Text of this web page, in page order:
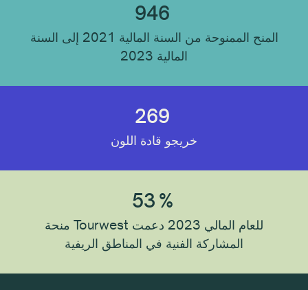
946
المنح الممنوحة من السنة المالية 2021 إلى السنة
المالية 2023
269
خريجو قادة اللون
53 %
منحة Tourwest للعام المالي 2023 دعمت
المشاركة الفنية في المناطق الريفية